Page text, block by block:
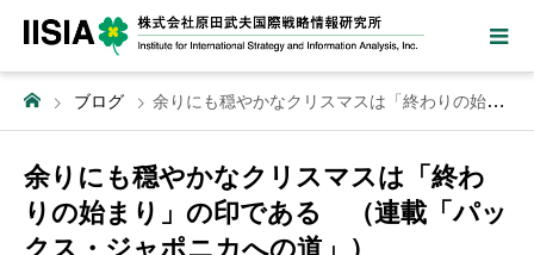
ブログ 余りにも穏やかなクリスマスは「終わりの始まり」の印である （連載「パックス・ジャポニカへの道」）
余りにも穏やかなクリスマスは「終わ
りの始まり」の印である （連載「パッ
クス・ジャポニカへの道」）